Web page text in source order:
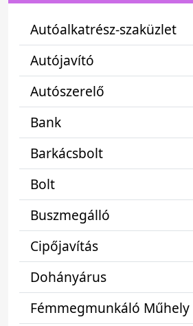
Autóalkatrész-szaküzlet
Autójavító
Autószerelő
Bank
Barkácsbolt
Bolt
Buszmegálló
Cipőjavítás
Dohányárus
Fémmegmunkáló Műhely